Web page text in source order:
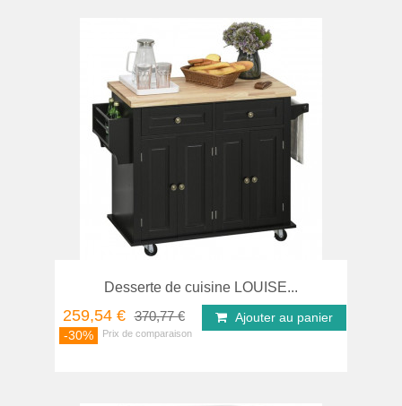
Desserte de cuisine LOUISE...
259,54 € 370,77 €
-30%
Ajouter au panier